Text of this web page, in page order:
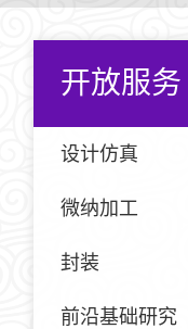
开放服务
设计仿真
微纳加工
封装
前沿基础研究